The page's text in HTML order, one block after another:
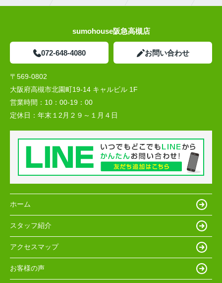
sumohouse阪急高槻店
072-648-4080 お問い合わせ
〒569-0802
大阪府高槻市北園町19-14 キャルビル 1F
営業時間： 10：00-19：00
定休日： 年末１2月２９～１月４日
ホーム
スタッフ紹介
アクセスマップ
お客様の声